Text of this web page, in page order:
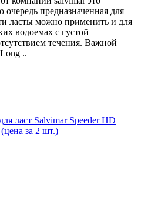
предназначенная для
ласты можно применить и для
водоемах с густой
течения. Важной
..